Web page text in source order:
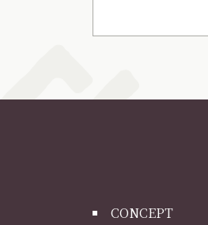
CONCEPT